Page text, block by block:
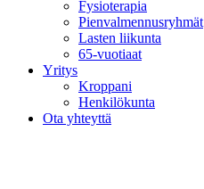
Fysioterapia
Pienvalmennusryhmät
Lasten liikunta
65-vuotiaat
Yritys
Kroppani
Henkilökunta
Ota yhteyttä